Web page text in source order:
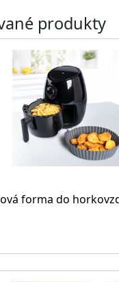
produkty
forma do